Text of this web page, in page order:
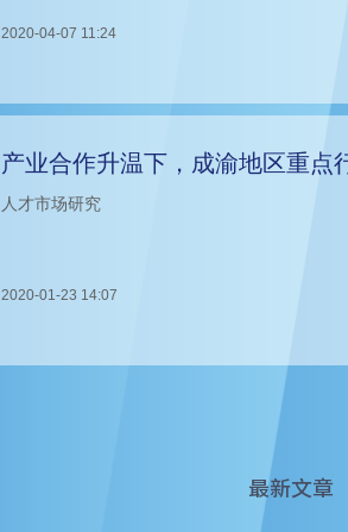
2020-04-07 11:24
产业合作升温下，成渝地区重点
人才市场研究
2020-01-23 14:07
最新文章